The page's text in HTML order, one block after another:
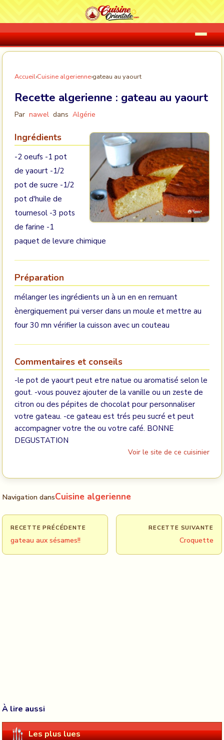
Accueil›Cuisine algerienne›gateau au yaourt
Recette algerienne : gateau au yaourt
Par nawel dans Algérie
Ingrédients
-2 oeufs -1 pot
de yaourt -1/2
pot de sucre -1/2
pot d'huile de
tournesol -3 pots
de farine -1
paquet de levure chimique
Préparation
mélanger les ingrédients un à un en en remuant
ènergiquement pui verser dans un moule et mettre au
four 30 mn vérifier la cuisson avec un couteau
Commentaires et conseils
-le pot de yaourt peut etre natue ou aromatisé selon le
gout. -vous pouvez ajouter de la vanille ou un zeste de
citron ou des pépites de chocolat pour personnaliser
votre gateau. -ce gateau est trés peu sucré et peut
accompagner votre the ou votre café. BONNE
DEGUSTATION
Voir le site de ce cuisinier
Navigation dansCuisine algerienne
RECETTE PRÉCÉDENTE
gateau aux sésames!!
RECETTE SUIVANTE
Croquette
À lire aussi
Les plus lues